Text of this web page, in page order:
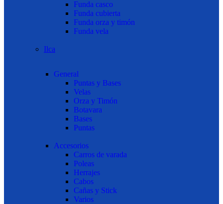
Funda casco
Funda cubierta
Funda orza y timón
Funda vela
Ilca
General
Puntas y Bases
Velas
Orza y Timón
Botavara
Bases
Puntas
Accesorios
Carros de varada
Poleas
Herrajes
Cabos
Cañas y Stick
Varios